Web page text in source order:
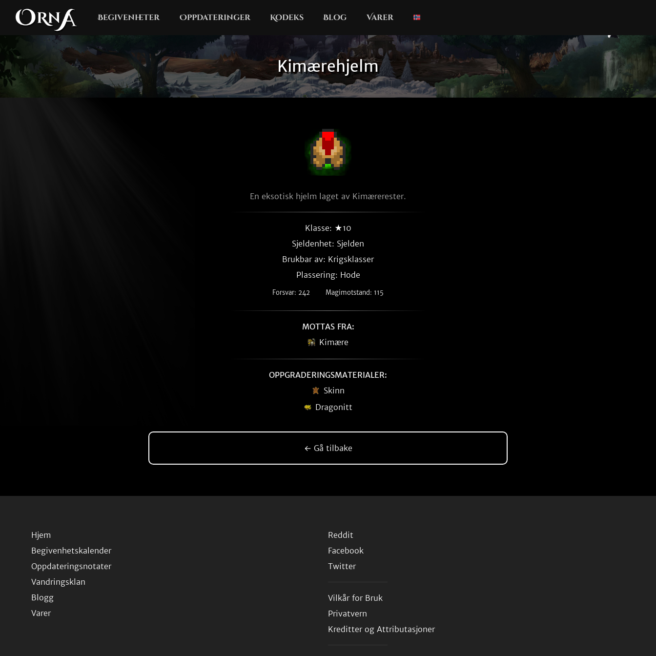
Begivenheter Oppdateringer Kodeks Blog Varer
Kimærehjelm
En eksotisk hjelm laget av Kimærerester.
Klasse: ★10
Sjeldenhet: Sjelden
Brukbar av: Krigsklasser
Plassering: Hode
Forsvar: 242 Magimotstand: 115
MOTTAS FRA:
Kimære
OPPGRADERINGSMATERIALER:
Skinn
Dragonitt
← Gå tilbake
Hjem
Begivenhetskalender
Oppdateringsnotater
Vandringsklan
Blogg
Varer
Reddit
Facebook
Twitter
Vilkår for Bruk
Privatvern
Kreditter og Attributasjoner